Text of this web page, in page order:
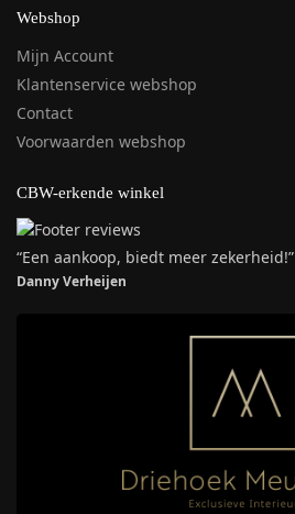
Webshop
Mijn Account
Klantenservice webshop
Contact
Voorwaarden webshop
CBW-erkende winkel
“Een aankoop, biedt meer zekerheid!”
Danny Verheijen